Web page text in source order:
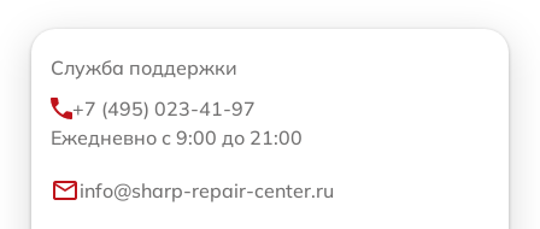
Служба поддержки
+7 (495) 023-41-97
Ежедневно с 9:00 до 21:00
info@sharp-repair-center.ru